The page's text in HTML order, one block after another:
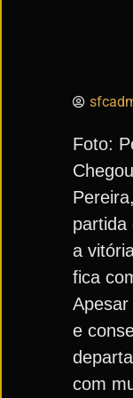
Foto:
partida
a
fica
e
com